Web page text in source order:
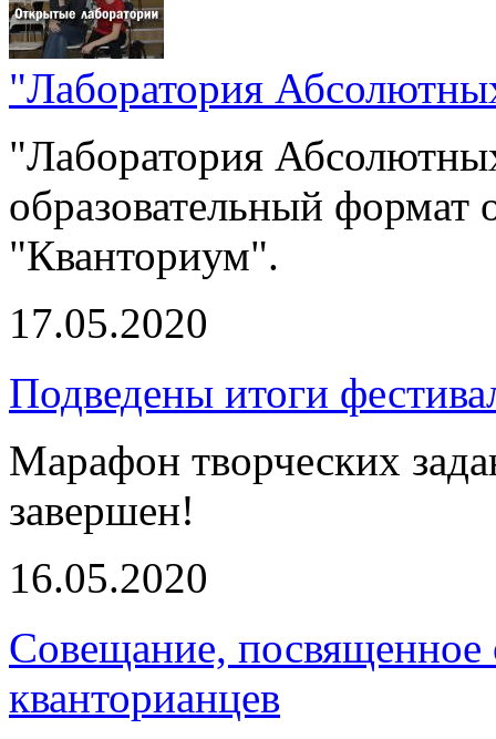
"Лаборатория
"Лаборатория
образовательный формат
"Кванториум".
17.05.2020
Подведены итоги
Марафон творческих
завершен!
16.05.2020
Совещание, посвященное
кванторианцев